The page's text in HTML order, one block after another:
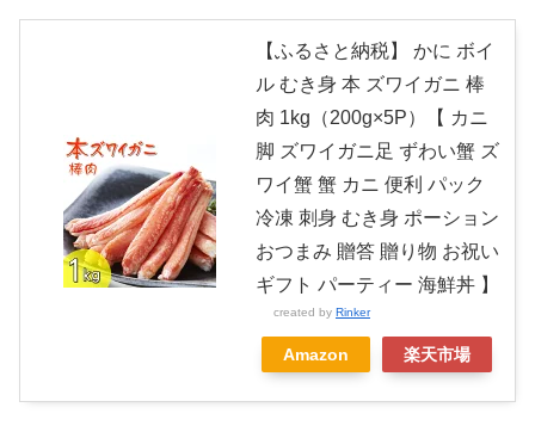
【ふるさと納税】 かに ボイ
ル むき身 本 ズワイガニ 棒
肉 1kg（200g×5P）【 カニ
脚 ズワイガニ足 ずわい蟹 ズ
ワイ蟹 蟹 カニ 便利 パック
冷凍 刺身 むき身 ポーション
おつまみ 贈答 贈り物 お祝い
ギフト パーティー 海鮮丼 】
created by Rinker
Amazon 楽天市場